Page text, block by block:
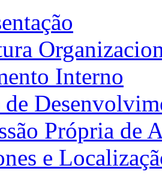
Interno
de
Própria de
e